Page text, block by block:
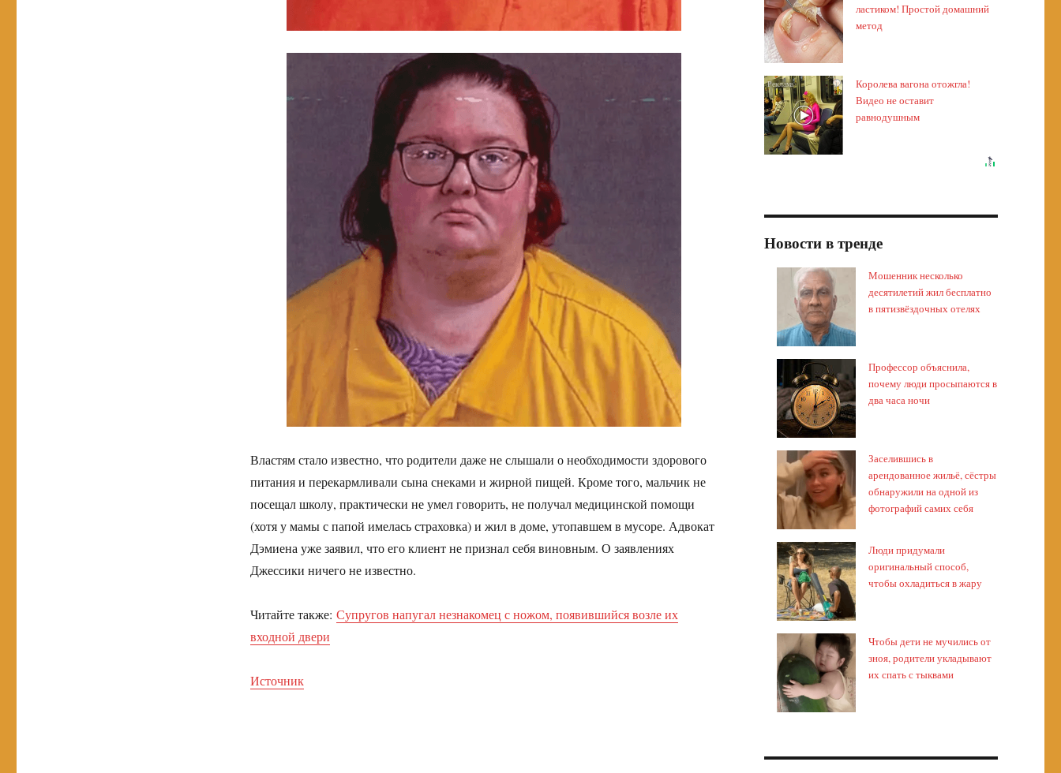
Властям стало известно, что родители даже не слышали о необходимости здорового
питания и перекармливали сына снеками и жирной пищей. Кроме того, мальчик не
посещал школу, практически не умел говорить, не получал медицинской помощи
(хотя у мамы с папой имелась страховка) и жил в доме, утопавшем в мусоре. Адвокат
Дэмиена уже заявил, что его клиент не признал себя виновным. О заявлениях
Джессики ничего не известно.
Читайте также: Супругов напугал незнакомец с ножом, появившийся возле их
входной двери
Источник
ластиком! Простой домашний
метод
i
Королева вагона отожгла!
Видео не оставит
равнодушным
Новости в тренде
Мошенник несколько
десятилетий жил бесплатно
в пятизвёздочных отелях
Профессор объяснила,
почему люди просыпаются в
два часа ночи
Заселившись в
арендованное жильё, сёстры
обнаружили на одной из
фотографий самих себя
Люди придумали
оригинальный способ,
чтобы охладиться в жару
Чтобы дети не мучились от
зноя, родители укладывают
их спать с тыквами